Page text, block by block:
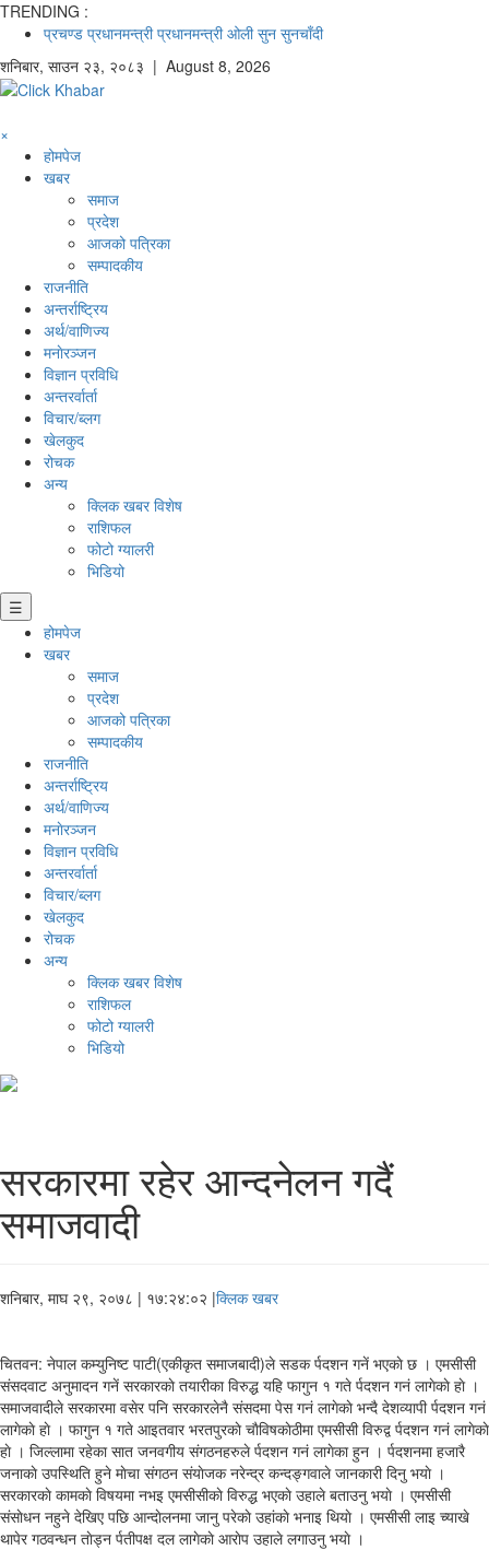
TRENDING :
प्रचण्ड प्रधानमन्त्री प्रधानमन्त्री ओली सुन सुनचाँदी
शनिबार, साउन २३, २०८३ | August 8, 2026
×
होमपेज
खबर
समाज
प्रदेश
आजको पत्रिका
सम्पादकीय
राजनीति
अन्तर्राष्ट्रिय
अर्थ/वाणिज्य
मनाेरञ्जन
विज्ञान प्रविधि
अन्तरर्वार्ता
विचार/ब्लग
खेलकुद
रोचक
अन्य
क्लिक खबर विशेष
राशिफल
फोटो ग्यालरी
भिडियो
☰
होमपेज
खबर
समाज
प्रदेश
आजको पत्रिका
सम्पादकीय
राजनीति
अन्तर्राष्ट्रिय
अर्थ/वाणिज्य
मनाेरञ्जन
विज्ञान प्रविधि
अन्तरर्वार्ता
विचार/ब्लग
खेलकुद
रोचक
अन्य
क्लिक खबर विशेष
राशिफल
फोटो ग्यालरी
भिडियो
सरकारमा रहेर आन्दनेलन गदैं
समाजवादी
शनिबार, माघ २९, २०७८ | १७:२४:०२ |क्लिक खबर
चितवन: नेपाल कम्युनिष्ट पाटी(एकीकृत समाजबादी)ले सडक र्पदशन गनें भएकाे छ । एमसीसी
संसदवाट अनुमादन गनें सरकारकाे तयारीका विरुद्ध यहि फागुन १ गते र्पदशन गनं लागेकाे हाे ।
समाजवादीले सरकारमा वसेर पनि सरकारलेनै संसदमा पेस गनं लागेकाे भन्दै देशव्यापी र्पदशन गनं
लागेकाे हाे । फागुन १ गते आइतवार भरतपुरकाे चाैविषकाेठीमा एमसीसी विरुद्व र्पदशन गनं लागेकाे
हाे । जिल्लामा रहेका सात जनवगीय संगठनहरुले र्पदशन गनं लागेका हुन । र्पदशनमा हजारै
जनाकाे उपस्थिति हुने माेचा संगठन संयाेजक नरेन्द्र कन्दङ्गवाले जानकारी दिनु भयाे ।
सरकारकाे कामकाे विषयमा नभइ एमसीसीकाे विरुद्ध भएकाे उहाले बताउनु भयाे । एमसीसी
संसाेधन नहुने देखिए पछि आन्दाेलनमा जानु परेकाे उहांकाे भनाइ थियाे । एमसीसी लाइ च्याखे
थापेर गठवन्धन ताेड्न र्पतीपक्ष दल लागेकाे आराेप उहाले लगाउनु भयाे ।